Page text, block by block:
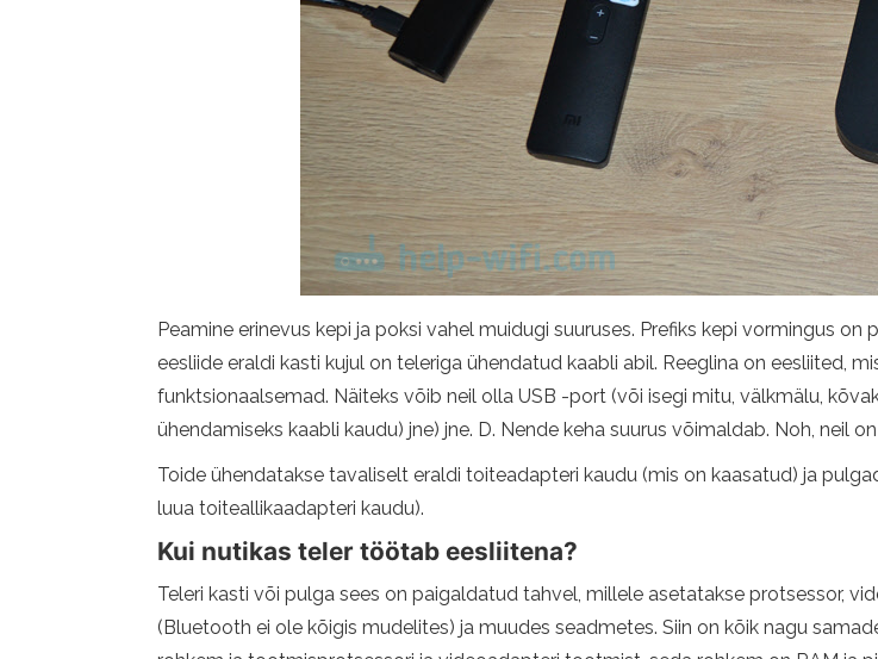
Peamine erinevus kepi ja poksi vahel muidugi suuruses. Prefiks kepi vormingus
eesliide eraldi kasti kujul on teleriga ühendatud kaabli abil. Reeglina on eesliited,
funktsionaalsemad. Näiteks võib neil olla USB -port (või isegi mitu, välkmälu,
ühendamiseks kaabli kaudu) jne) jne. D. Nende keha suurus võimaldab. Noh, neil
Toide ühendatakse tavaliselt eraldi toiteadapteri kaudu (mis on kaasatud) ja
luua toiteallikaadapteri kaudu).
Kui nutikas teler töötab eesliitena?
Teleri kasti või pulga sees on paigaldatud tahvel, millele asetatakse protsessor,
(Bluetooth ei ole kõigis mudelites) ja muudes seadmetes. Siin on kõik nagu